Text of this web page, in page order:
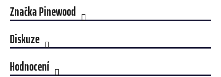
ZnačkaPinewood
Diskuze
Hodnocení